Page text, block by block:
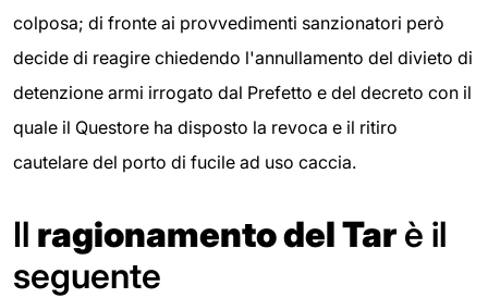
colposa; di fronte ai provvedimenti sanzionatori però
decide di reagire chiedendo l'annullamento del divieto di
detenzione armi irrogato dal Prefetto e del decreto con il
quale il Questore ha disposto la revoca e il ritiro
cautelare del porto di fucile ad uso caccia.
Il ragionamento del Tar è il
seguente